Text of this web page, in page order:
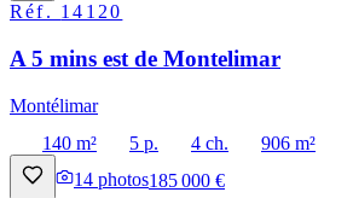
Réf. 14120
A 5 mins est de Montelimar
Montélimar
140 m²
5 p. 4 ch.
906 m²
14 photos185 000 €